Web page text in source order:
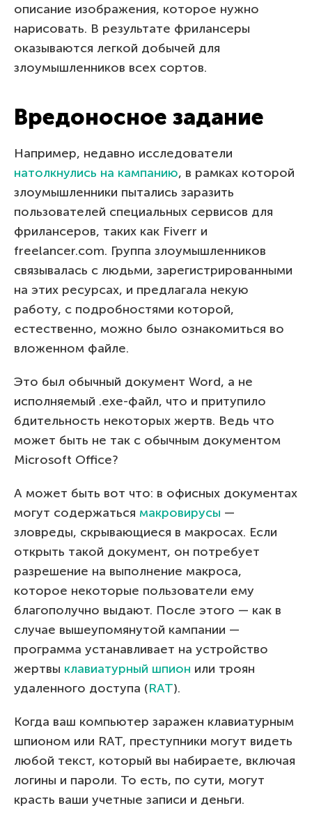
описание изображения, которое нужно
нарисовать. В результате фрилансеры
оказываются легкой добычей для
злоумышленников всех сортов.
Вредоносное задание
Например, недавно исследователи
натолкнулись на кампанию, в рамках которой
злоумышленники пытались заразить
пользователей специальных сервисов для
фрилансеров, таких как Fiverr и
freelancer.com. Группа злоумышленников
связывалась с людьми, зарегистрированными
на этих ресурсах, и предлагала некую
работу, с подробностями которой,
естественно, можно было ознакомиться во
вложенном файле.
Это был обычный документ Word, а не
исполняемый .exe-файл, что и притупило
бдительность некоторых жертв. Ведь что
может быть не так с обычным документом
Microsoft Office?
А может быть вот что: в офисных документах
могут содержаться макровирусы —
зловреды, скрывающиеся в макросах. Если
открыть такой документ, он потребует
разрешение на выполнение макроса,
которое некоторые пользователи ему
благополучно выдают. После этого — как в
случае вышеупомянутой кампании —
программа устанавливает на устройство
жертвы клавиатурный шпион или троян
удаленного доступа (RAT).
Когда ваш компьютер заражен клавиатурным
шпионом или RAT, преступники могут видеть
любой текст, который вы набираете, включая
логины и пароли. То есть, по сути, могут
красть ваши учетные записи и деньги.